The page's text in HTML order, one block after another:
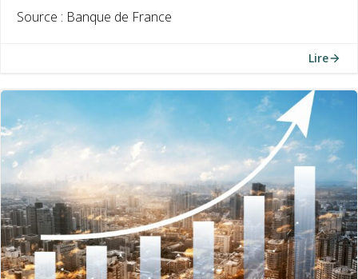
Source : Banque de France
Lire